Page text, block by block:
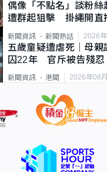
偶像「不點名」談粉
遭群起狙擊 掛繩開直
新聞資訊 新聞熱話 2026
五歲童疑遭虐死｜母親
囚22年 官斥被告殘忍
新聞資訊 港聞 2026年08